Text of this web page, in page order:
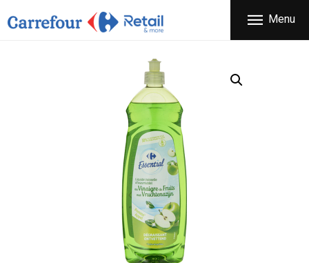
Menu
CARREFOUR
ΕΤΑΙΡΕΙΑ
ΠΡΟΪΟΝΤΑ
ΚΑΤΑΣΤΗΜΑΤΑ
ΠΡΟΣΦΟΡΕΣ
FRANCHISE
ΕΠΙΚΟΙΝΩΝΙΑ